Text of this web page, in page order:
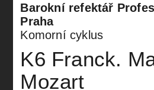
Barokní refektář
Praha
Komorní cyklus
K6 Franck.
Mozart